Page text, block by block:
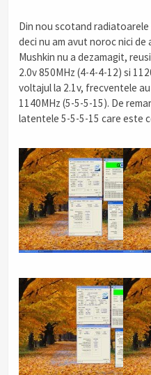
Din nou scotand
deci nu am avut noroc nici de
Mushkin nu a dezamagit,
2.0v 850MHz (4-4-4-12) si
voltajul la 2.1v, frecventele
1140MHz (5-5-5-15). De
latentele 5-5-5-15 care este